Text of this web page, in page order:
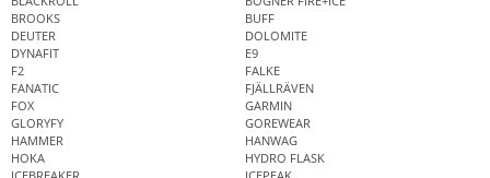
BROOKS
BUFF
DEUTER
DOLOMITE
DYNAFIT
E9
F2
FALKE
FANATIC
FJÄLLRÄVEN
FOX
GARMIN
GLORYFY
GOREWEAR
HAMMER
HANWAG
HOKA
HYDRO FLASK